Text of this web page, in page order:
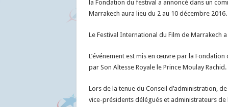
la Fondation du festival a annoncé dans un
Marrakech aura lieu du 2 au 10 décembre 2016.
Le Festival International du Film de Marrakech
L’événement est mis en œuvre par la
par Son Altesse Royale le Prince Moulay Rachid.
Lors de la tenue du Conseil d’administration,
vice-présidents délégués et administrateurs